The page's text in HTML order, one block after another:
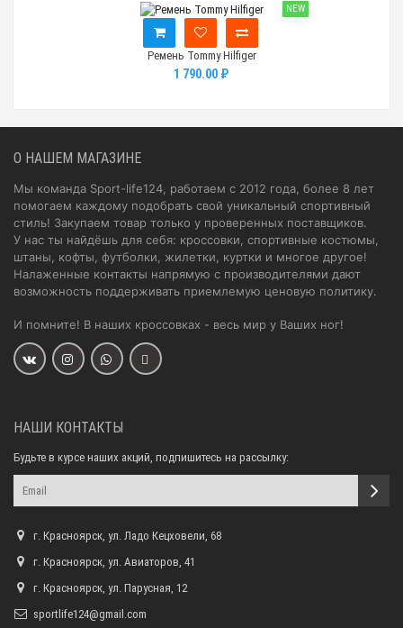
NEW
Ремень Tommy Hilfiger
1 790.00 ₽
О НАШЕМ МАГАЗИНЕ
Мы команда Sport-life124, работаем с 2012 года, более 8 лет
помогаем каждому подобрать свой уникальный спортивный
стиль! Закупаем товар только у проверенных поставщиков.
У нас ты найдёшь для себя: кроссовки, спортивные костюмы,
штаны, кофты, футболки, жилетки, куртки и многое другое!
Налаженные контакты напрямую с производителями дают
возможность поддерживать приемлемую ценовую политику.
И помните! В наших кроссовках - весь мир у Ваших ног!
НАШИ КОНТАКТЫ
Будьте в курсе наших акций, подпишитесь на рассылку:
г. Красноярск, ул. Ладо Кецховели, 68
г. Красноярск, ул. Авиаторов, 41
г. Красноярск, ул. Парусная, 12
sportlife124@gmail.com